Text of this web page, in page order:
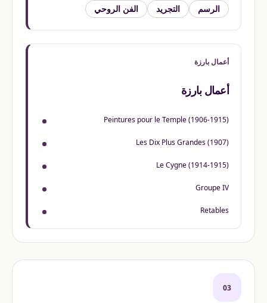
الرسم التجريد الفن الروحي
أعمال بارزة
أعمال بارزة
Peintures pour le Temple (1906-1915)
Les Dix Plus Grandes (1907)
Le Cygne (1914-1915)
Groupe IV
Retables
03